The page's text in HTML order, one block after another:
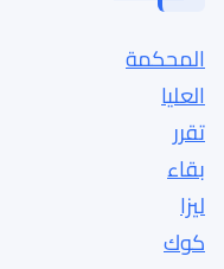
المحكمة
العليا
تقرر
بقاء
ليزا
كوك